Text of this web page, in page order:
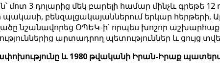
3 դոլարից մեկ բարելի համար մինչև գրեթե
պակասի, բենզալցակայաններում երկար
նշանավորեց ՕՊԵԿ-ի՝ որպես խոշոր
արտադրող պետություններ և ցույց
և 1980 թվականի Իրան-Իրաք